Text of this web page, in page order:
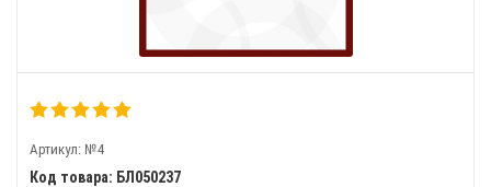
Артикул: №4
Код товара: БЛ050237